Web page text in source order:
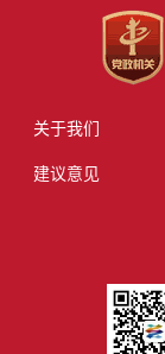
关于我们
建议意见